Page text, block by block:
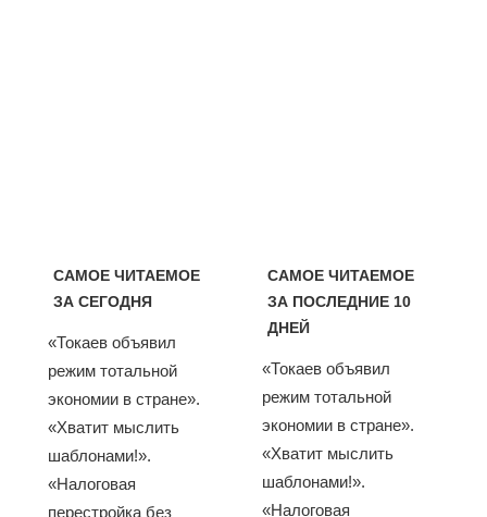
САМОЕ ЧИТАЕМОЕ
ЗА СЕГОДНЯ
«Токаев объявил
режим тотальной
экономии в стране».
«Хватит мыслить
шаблонами!».
«Налоговая
перестройка без
САМОЕ ЧИТАЕМОЕ
ЗА ПОСЛЕДНИЕ 10
ДНЕЙ
«Токаев объявил
режим тотальной
экономии в стране».
«Хватит мыслить
шаблонами!».
«Налоговая